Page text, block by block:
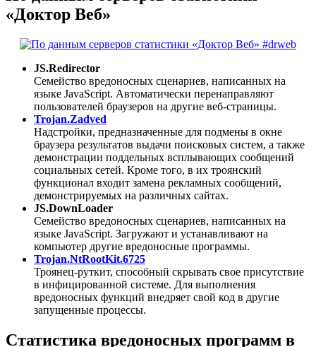
«Доктор Веб»
JS.Redirector
Семейство вредоносных сценариев, написанных на
языке JavaScript. Автоматически перенаправляют
пользователей браузеров на другие веб-страницы.
Trojan.Zadved
Надстройки, предназначенные для подмены в окне
браузера результатов выдачи поисковых систем, а также
демонстрации поддельных всплывающих сообщений
социальных сетей. Кроме того, в их троянский
функционал входит замена рекламных сообщений,
демонстрируемых на различных сайтах.
JS.DownLoader
Семейство вредоносных сценариев, написанных на
языке JavaScript. Загружают и устанавливают на
компьютер другие вредоносные программы.
Trojan.NtRootKit.6725
Троянец-руткит, способный скрывать свое присутствие
в инфицированной системе. Для выполнения
вредоносных функций внедряет свой код в другие
запущенные процессы.
Статистика вредоносных программ в